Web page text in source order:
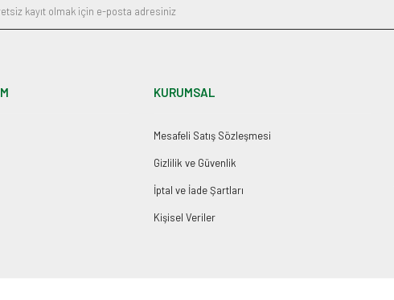
KURUMSAL
Mesafeli Satış Sözleşmesi
Gizlilik ve Güvenlik
İptal ve İade Şartları
Kişisel Veriler